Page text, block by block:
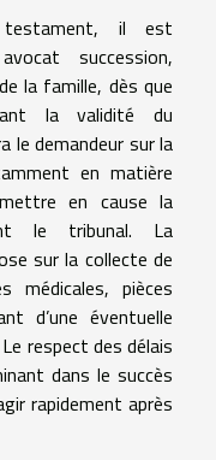
il est
succession,
la famille, dès que
la validité du
le demandeur sur la
en matière
en cause la
le tribunal. La
sur la collecte de
médicales, pièces
d’une éventuelle
respect des délais
dans le succès
rapidement après